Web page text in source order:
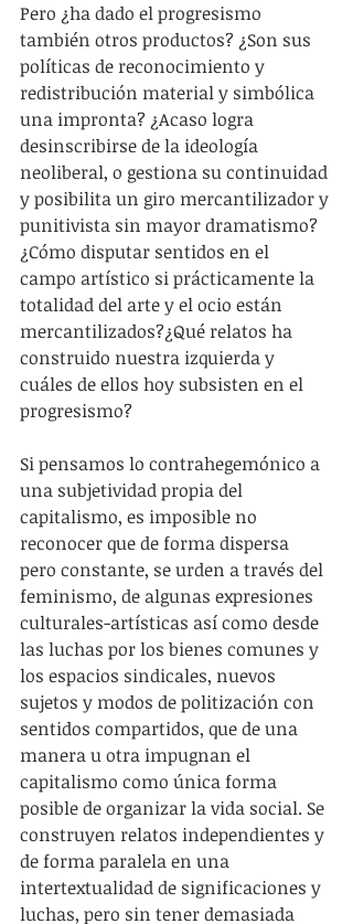
Pero ¿ha dado el progresismo
también otros productos? ¿Son sus
políticas de reconocimiento y
redistribución material y simbólica
una impronta? ¿Acaso logra
desinscribirse de la ideología
neoliberal, o gestiona su continuidad
y posibilita un giro mercantilizador y
punitivista sin mayor dramatismo?
¿Cómo disputar sentidos en el
campo artístico si prácticamente la
totalidad del arte y el ocio están
mercantilizados?¿Qué relatos ha
construido nuestra izquierda y
cuáles de ellos hoy subsisten en el
progresismo?
Si pensamos lo contrahegemónico a
una subjetividad propia del
capitalismo, es imposible no
reconocer que de forma dispersa
pero constante, se urden a través del
feminismo, de algunas expresiones
culturales-artísticas así como desde
las luchas por los bienes comunes y
los espacios sindicales, nuevos
sujetos y modos de politización con
sentidos compartidos, que de una
manera u otra impugnan el
capitalismo como única forma
posible de organizar la vida social. Se
construyen relatos independientes y
de forma paralela en una
intertextualidad de significaciones y
luchas, pero sin tener demasiada